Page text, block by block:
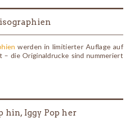
werden in limitierter Auflage auf
– die Originaldrucke sind nummeriert
hin, Iggy Pop her